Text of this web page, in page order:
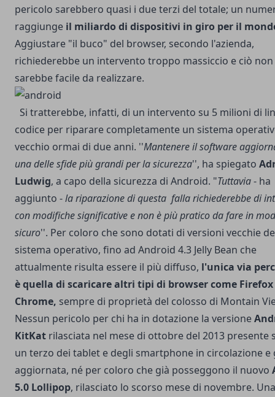
pericolo sarebbero quasi i due terzi del totale; un
raggiunge il miliardo di dispositivi in giro per il
Aggiustare "il buco" del browser, secondo l'azienda,
richiederebbe un intervento troppo massiccio e ciò non
sarebbe facile da realizzare.
Si tratterebbe, infatti, di un intervento su 5 milioni di
codice per riparare completamente un sistema
vecchio ormai di due anni. ''Mantenere il software
una delle sfide più grandi per la sicurezza'', ha spiegato
Ludwig, a capo della sicurezza di Android. "Tuttavia- ha
aggiunto -la riparazione di questa falla richiederebbe di
con modifiche significative e non è più pratico da fare in
sicuro''. Per coloro che sono dotati di versioni vecchie
sistema operativo, fino ad Android 4.3 Jelly Bean che
attualmente risulta essere il più diffuso, l'unica via
è quella di scaricare altri tipi di browser come Firefox
Chrome, sempre di proprietà del colosso di Montain
Nessun pericolo per chi ha in dotazione la versione
KitKat rilasciata nel mese di ottobre del 2013 presente
un terzo dei tablet e degli smartphone in circolazione e
aggiornata, né per coloro che già posseggono il nuovo
5.0 Lollipop, rilasciato lo scorso mese di novembre.